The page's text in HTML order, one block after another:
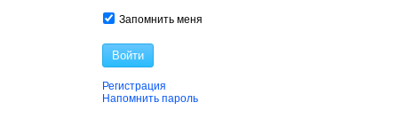
Запомнить меня
Войти
Регистрация
Напомнить пароль